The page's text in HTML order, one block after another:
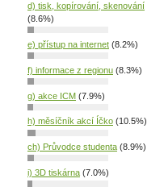
d) tisk, kopírování, skenování
(8.6%)
e) přístup na internet (8.2%)
f) informace z regionu (8.3%)
g) akce ICM (7.9%)
h) měsíčník akcí Íčko (10.5%)
ch) Průvodce studenta (8.9%)
i) 3D tiskárna (7.0%)